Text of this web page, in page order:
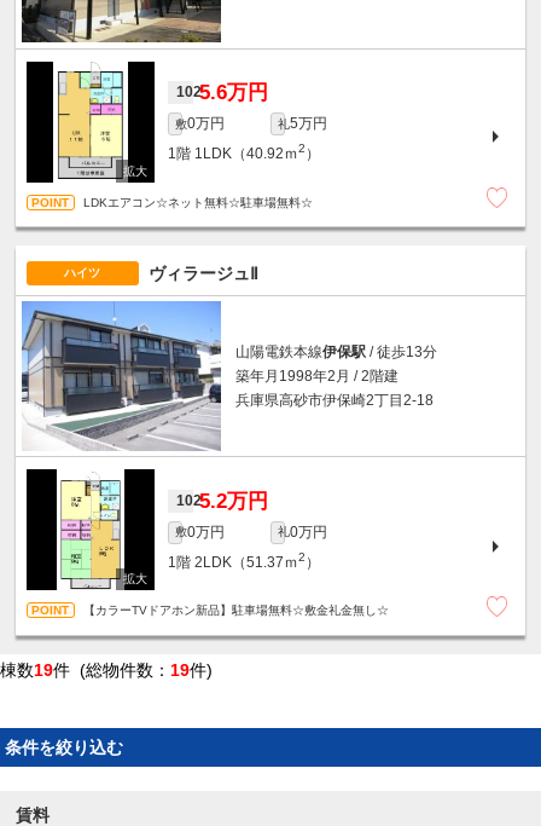
1025.6万円
敷0万円 礼5万円
1階 1LDK（40.92ｍ2 ）
LDKエアコン☆ネット無料☆駐車場無料☆
ハイツ ヴィラージュⅡ
山陽電鉄本線伊保駅 / 徒歩13分
築年月1998年2月 / 2階建
兵庫県高砂市伊保崎2丁目2-18
1025.2万円
敷0万円 礼0万円
1階 2LDK（51.37ｍ2 ）
【カラーTVドアホン新品】駐車場無料☆敷金礼金無し☆
棟数19件 (総物件数： 19件)
条件を絞り込む
賃料